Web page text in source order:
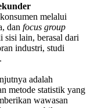
melalui
dan focus group
sisi lain, berasal dari
industri, studi
adalah
metode statistik yang
wawasan